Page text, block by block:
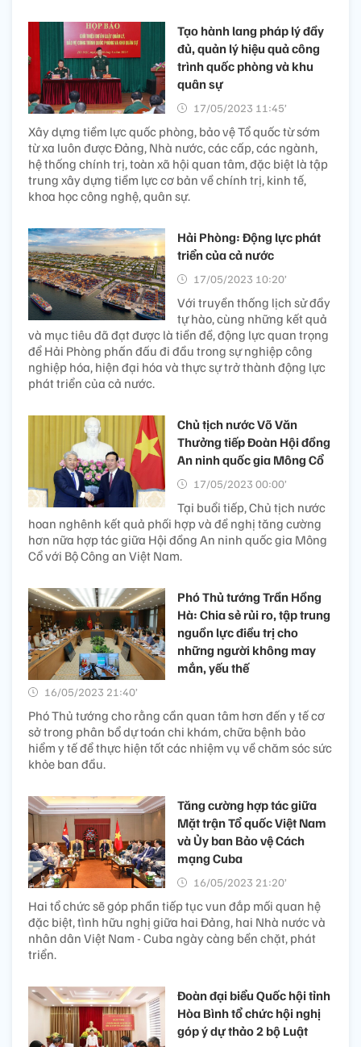
Tạo hành lang pháp lý đầy
đủ, quản lý hiệu quả công
trình quốc phòng và khu
quân sự
17/05/2023 11:45’
Xây dựng tiềm lực quốc phòng, bảo vệ Tổ quốc từ sớm
từ xa luôn được Đảng, Nhà nước, các cấp, các ngành,
hệ thống chính trị, toàn xã hội quan tâm, đặc biệt là tập
trung xây dựng tiềm lực cơ bản về chính trị, kinh tế,
khoa học công nghệ, quân sự.
Hải Phòng: Động lực phát
triển của cả nước
17/05/2023 10:20’
Với truyền thống lịch sử đầy
tự hào, cùng những kết quả
và mục tiêu đã đạt được là tiền đề, động lực quan trọng
để Hải Phòng phấn đấu đi đầu trong sự nghiệp công
nghiệp hóa, hiện đại hóa và thực sự trở thành động lực
phát triển của cả nước.
Chủ tịch nước Võ Văn
Thưởng tiếp Đoàn Hội đồng
An ninh quốc gia Mông Cổ
17/05/2023 00:00’
Tại buổi tiếp, Chủ tịch nước
hoan nghênh kết quả phối hợp và đề nghị tăng cường
hơn nữa hợp tác giữa Hội đồng An ninh quốc gia Mông
Cổ với Bộ Công an Việt Nam.
Phó Thủ tướng Trần Hồng
Hà: Chia sẻ rủi ro, tập trung
nguồn lực điều trị cho
những người không may
mắn, yếu thế
16/05/2023 21:40’
Phó Thủ tướng cho rằng cần quan tâm hơn đến y tế cơ
sở trong phân bổ dự toán chi khám, chữa bệnh bảo
hiểm y tế để thực hiện tốt các nhiệm vụ về chăm sóc sức
khỏe ban đầu.
Tăng cường hợp tác giữa
Mặt trận Tổ quốc Việt Nam
và Ủy ban Bảo vệ Cách
mạng Cuba
16/05/2023 21:20’
Hai tổ chức sẽ góp phần tiếp tục vun đắp mối quan hệ
đặc biệt, tình hữu nghị giữa hai Đảng, hai Nhà nước và
nhân dân Việt Nam - Cuba ngày càng bền chặt, phát
triển.
Đoàn đại biểu Quốc hội tỉnh
Hòa Bình tổ chức hội nghị
góp ý dự thảo 2 bộ Luật